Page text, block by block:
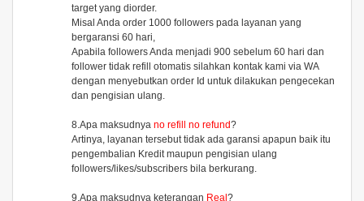
target yang diorder.
Misal Anda order 1000 followers pada layanan yang
bergaransi 60 hari,
Apabila followers Anda menjadi 900 sebelum 60 hari dan
follower tidak refill otomatis silahkan kontak kami via WA
dengan menyebutkan order Id untuk dilakukan pengecekan
dan pengisian ulang.
8.Apa maksudnya no refill no refund?
Artinya, layanan tersebut tidak ada garansi apapun baik itu
pengembalian Kredit maupun pengisian ulang
followers/likes/subscribers bila berkurang.
9.Apa maksudnya keterangan Real ?